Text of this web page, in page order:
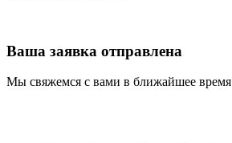
Ваша заявка отправлена
Мы свяжемся с вами в ближайшее время